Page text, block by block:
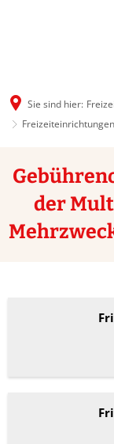
Sie sind hier:
Freizeiteinrichtungen
der